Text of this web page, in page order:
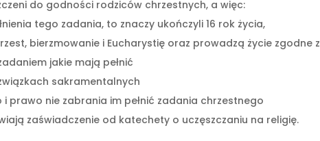
do godności rodziców chrzestnych, a więc:
tego zadania, to znaczy ukończyli 16 rok życia,
bierzmowanie i Eucharystię oraz prowadzą życie zgodne z
jakie mają pełnić
sakramentalnych
prawo nie zabrania im pełnić zadania chrzestnego
zaświadczenie od katechety o uczęszczaniu na religię.